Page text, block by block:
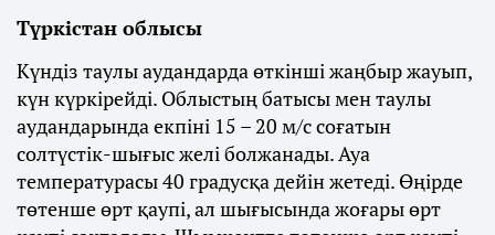
Түркістан облысы
Күндіз таулы аудандарда өткінші жаңбыр жауып,
күн күркірейді. Облыстың батысы мен таулы
аудандарында екпіні 15 – 20 м/с соғатын
солтүстік-шығыс желі болжанады. Ауа
температурасы 40 градусқа дейін жетеді. Өңірде
төтенше өрт қаупі, ал шығысында жоғары өрт